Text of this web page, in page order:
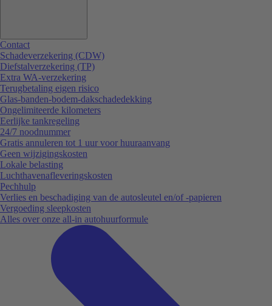
Contact
Schadeverzekering (CDW)
Diefstalverzekering (TP)
Extra WA-verzekering
Terugbetaling eigen risico
Glas-banden-bodem-dakschadedekking
Ongelimiteerde kilometers
Eerlijke tankregeling
24/7 noodnummer
Gratis annuleren tot 1 uur voor huuraanvang
Geen wijzigingskosten
Lokale belasting
Luchthavenafleveringskosten
Pechhulp
Verlies en beschadiging van de autosleutel en/of -papieren
Vergoeding sleepkosten
Alles over onze all-in autohuurformule